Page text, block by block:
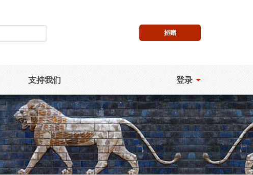
捐赠
支持我们 登录